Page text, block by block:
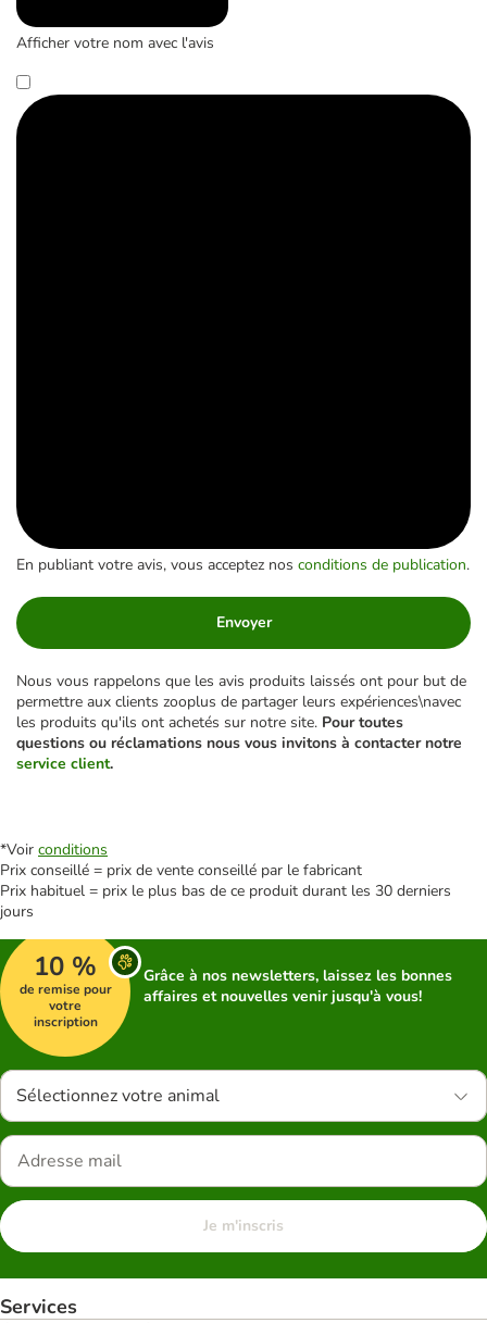
Afficher votre nom avec l'avis
En publiant votre avis, vous acceptez nos conditions de publication.
Envoyer
Nous vous rappelons que les avis produits laissés ont pour but de
permettre aux clients zooplus de partager leurs expériences\navec
les produits qu'ils ont achetés sur notre site. Pour toutes
questions ou réclamations nous vous invitons à contacter notre
service client.
*Voir conditions
Prix conseillé = prix de vente conseillé par le fabricant
Prix habituel = prix le plus bas de ce produit durant les 30 derniers
jours
10 %
de remise pour
votre
inscription
Grâce à nos newsletters, laissez les bonnes
affaires et nouvelles venir jusqu'à vous!
Sélectionnez votre animal
Je m'inscris
Services